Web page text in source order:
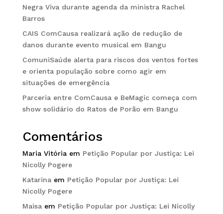
Negra Viva durante agenda da ministra Rachel
Barros
CAIS ComCausa realizará ação de redução de
danos durante evento musical em Bangu
ComuniSaúde alerta para riscos dos ventos fortes
e orienta população sobre como agir em
situações de emergência
Parceria entre ComCausa e BeMagic começa com
show solidário do Ratos de Porão em Bangu
Comentários
Maria Vitóriaem Petição Popular por Justiça: Lei
Nicolly Pogere
Katarinaem Petição Popular por Justiça: Lei
Nicolly Pogere
Maisaem Petição Popular por Justiça: Lei Nicolly